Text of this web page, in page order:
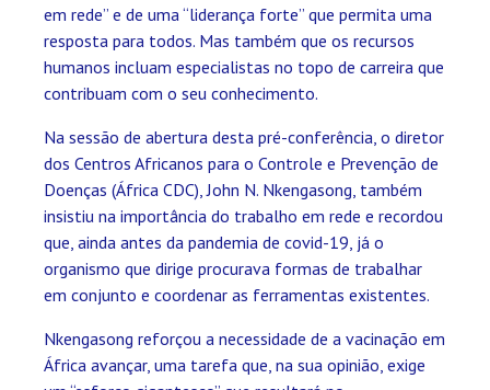
em rede” e de uma “liderança forte” que permita uma
resposta para todos. Mas também que os recursos
humanos incluam especialistas no topo de carreira que
contribuam com o seu conhecimento.
Na sessão de abertura desta pré-conferência, o diretor
dos Centros Africanos para o Controle e Prevenção de
Doenças (África CDC), John N. Nkengasong, também
insistiu na importância do trabalho em rede e recordou
que, ainda antes da pandemia de covid-19, já o
organismo que dirige procurava formas de trabalhar
em conjunto e coordenar as ferramentas existentes.
Nkengasong reforçou a necessidade de a vacinação em
África avançar, uma tarefa que, na sua opinião, exige